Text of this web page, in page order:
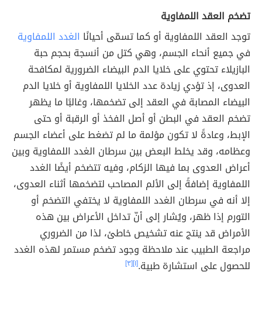
تضخم العقد اللمفاوية
توجد العقد اللمفاوية أو كما تسمّى أحيانًا الغدد اللمفاوية
في جميع أنحاء الجسم، وهي كتل من أنسجة بحجم حبة
البازيلاء تحتوي على خلايا الدم البيضاء الضرورية لمكافحة
العدوى، إذ تؤدي زيادة عدد الخلايا اللمفاوية أو خلايا الدم
البيضاء المصابة في العقد إلى تضخمها، وغالبًا ما يظهر
تضخم العقد في البطن أو أصل الفخذ أو الرقبة أو حتى
الإبط، وعادةً لا تكون مؤلمة ما لم تضغط على أعضاء الجسم
وعظامه، وقد يخلط البعض بين سرطان الغدد اللمفاوية وبين
أعراض العدوى بما فيها الزكام، وفيه تتضخم أيضًا الغدد
اللمفاوية إضافةً إلى الألم المصاحب لتضخمها أثناء العدوى،
إلا أنه في سرطان الغدد اللمفاوية لا يختفي التضخم أو
التورم إذا ظهر، ويُشار إلى أنّ تداخل الأعراض بين هذه
الأمراض قد ينتج عنه تشخيص خاطئ، لذا من الضروري
مراجعة الطبيب عند ملاحظة وجود تضخم مستمر لهذه الغدد
للحصول على استشارة طبية.[١] [٣]